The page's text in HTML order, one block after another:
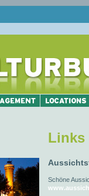
Links
Schöne